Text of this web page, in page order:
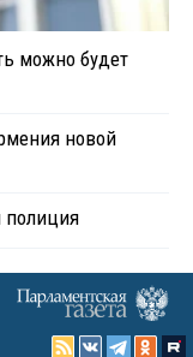
можно будет
новой
полиция